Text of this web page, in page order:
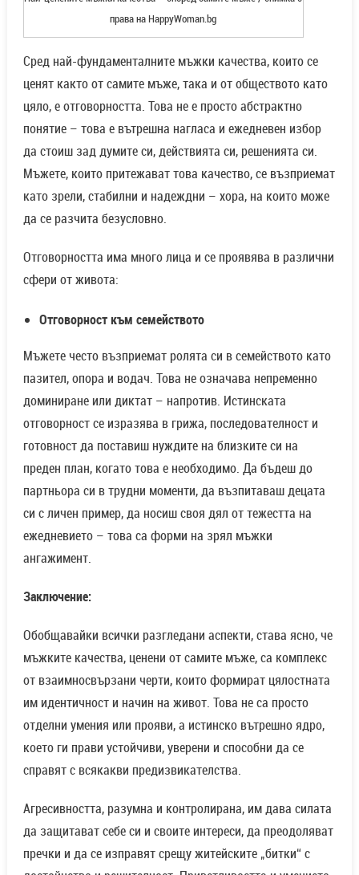
Мъжете, които притежават това качество, се възприемат
като зрели, стабилни и надеждни – хора, на които може
да се разчита безусловно.
Отговорността има много лица и се проявява в различни
сфери от живота:
Отговорност към семейството
Мъжете често възприемат ролята си в семейството като
пазител, опора и водач. Това не означава непременно
отговорност се изразява в грижа, последователност и
готовност да поставиш нуждите на близките си на
партньора си в трудни моменти, да възпитаваш децата
си с личен пример, да носиш своя дял от тежестта на
ежедневието – това са форми на зрял мъжки
ангажимент.
Заключение:
Обобщавайки всички разгледани аспекти, става ясно, че
мъжките качества, ценени от самите мъже, са комплекс
от взаимносвързани черти, които формират цялостната
им идентичност и начин на живот. Това не са просто
отделни умения или прояви, а истинско вътрешно ядро,
Агресивността, разумна и контролирана, им дава силата
да защитават себе си и своите интереси, да преодоляват
пречки и да се изправят срещу житейските „битки“ с
достойнство и решителност. Приветливостта и умението
да бъдеш добър приятел показват друга, по-мека, но не
по-малко значима страна на мъжа – тази на
подкрепата, лоялността и зрелостта в отношенията с
околните.
Воля, увереност и отговорност са гръбнакът на мъжкия
характер, който не позволява външни трудности и